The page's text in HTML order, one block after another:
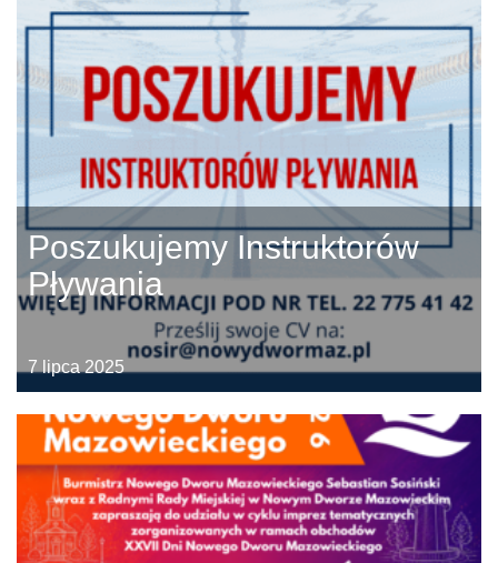
Poszukujemy Instruktorów
Pływania
7 lipca 2025